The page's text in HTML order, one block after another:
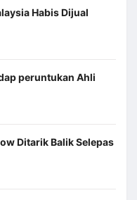
Habis Dijual
peruntukan Ahli
Ditarik Balik Selepas